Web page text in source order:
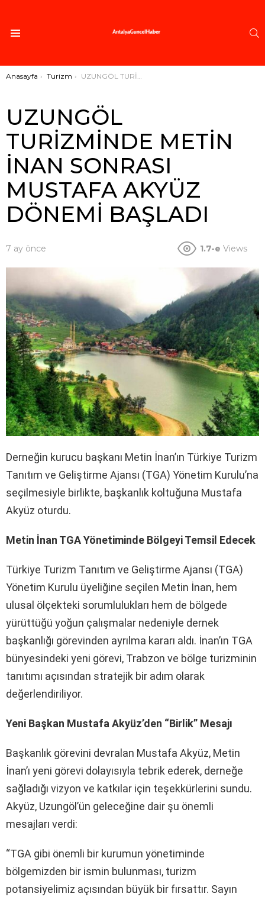
Buradasınız:
Anasayfa Turizm UZUNGÖL TURİZMİNDE METİN İNAN SONRASI MUSTAFA AKYÜZ DÖNEMİ BAŞLADI
UZUNGÖL
TURİZMİNDE METİN
İNAN SONRASI
MUSTAFA AKYÜZ
DÖNEMİ BAŞLADI
7 ay önce 1.7-e Views
Derneğin kurucu başkanı Metin İnan’ın Türkiye Turizm
Tanıtım ve Geliştirme Ajansı (TGA) Yönetim Kurulu’na
seçilmesiyle birlikte, başkanlık koltuğuna Mustafa
Akyüz oturdu.
Metin İnan TGA Yönetiminde Bölgeyi Temsil Edecek
Türkiye Turizm Tanıtım ve Geliştirme Ajansı (TGA)
Yönetim Kurulu üyeliğine seçilen Metin İnan, hem
ulusal ölçekteki sorumlulukları hem de bölgede
yürüttüğü yoğun çalışmalar nedeniyle dernek
başkanlığı görevinden ayrılma kararı aldı. İnan’ın TGA
bünyesindeki yeni görevi, Trabzon ve bölge turizminin
tanıtımı açısından stratejik bir adım olarak
değerlendiriliyor.
Yeni Başkan Mustafa Akyüz’den “Birlik” Mesajı
Başkanlık görevini devralan Mustafa Akyüz, Metin
İnan’ı yeni görevi dolayısıyla tebrik ederek, derneğe
sağladığı vizyon ve katkılar için teşekkürlerini sundu.
Akyüz, Uzungöl’ün geleceğine dair şu önemli
mesajları verdi:
“TGA gibi önemli bir kurumun yönetiminde
bölgemizden bir ismin bulunması, turizm
potansiyelimiz açısından büyük bir fırsattır. Sayın